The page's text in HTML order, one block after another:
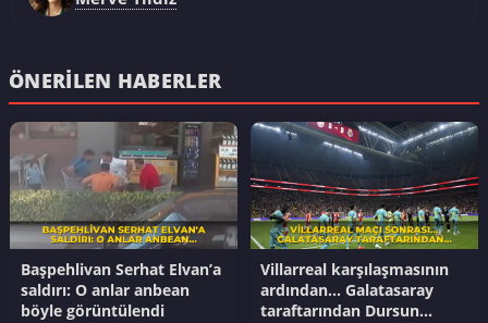
ÖNERILEN HABERLER
Başpehlivan Serhat Elvan’a
saldırı: O anlar anbean
böyle görüntülendi
Villarreal karşılaşmasının
ardından... Galatasaray
taraftarından Dursun